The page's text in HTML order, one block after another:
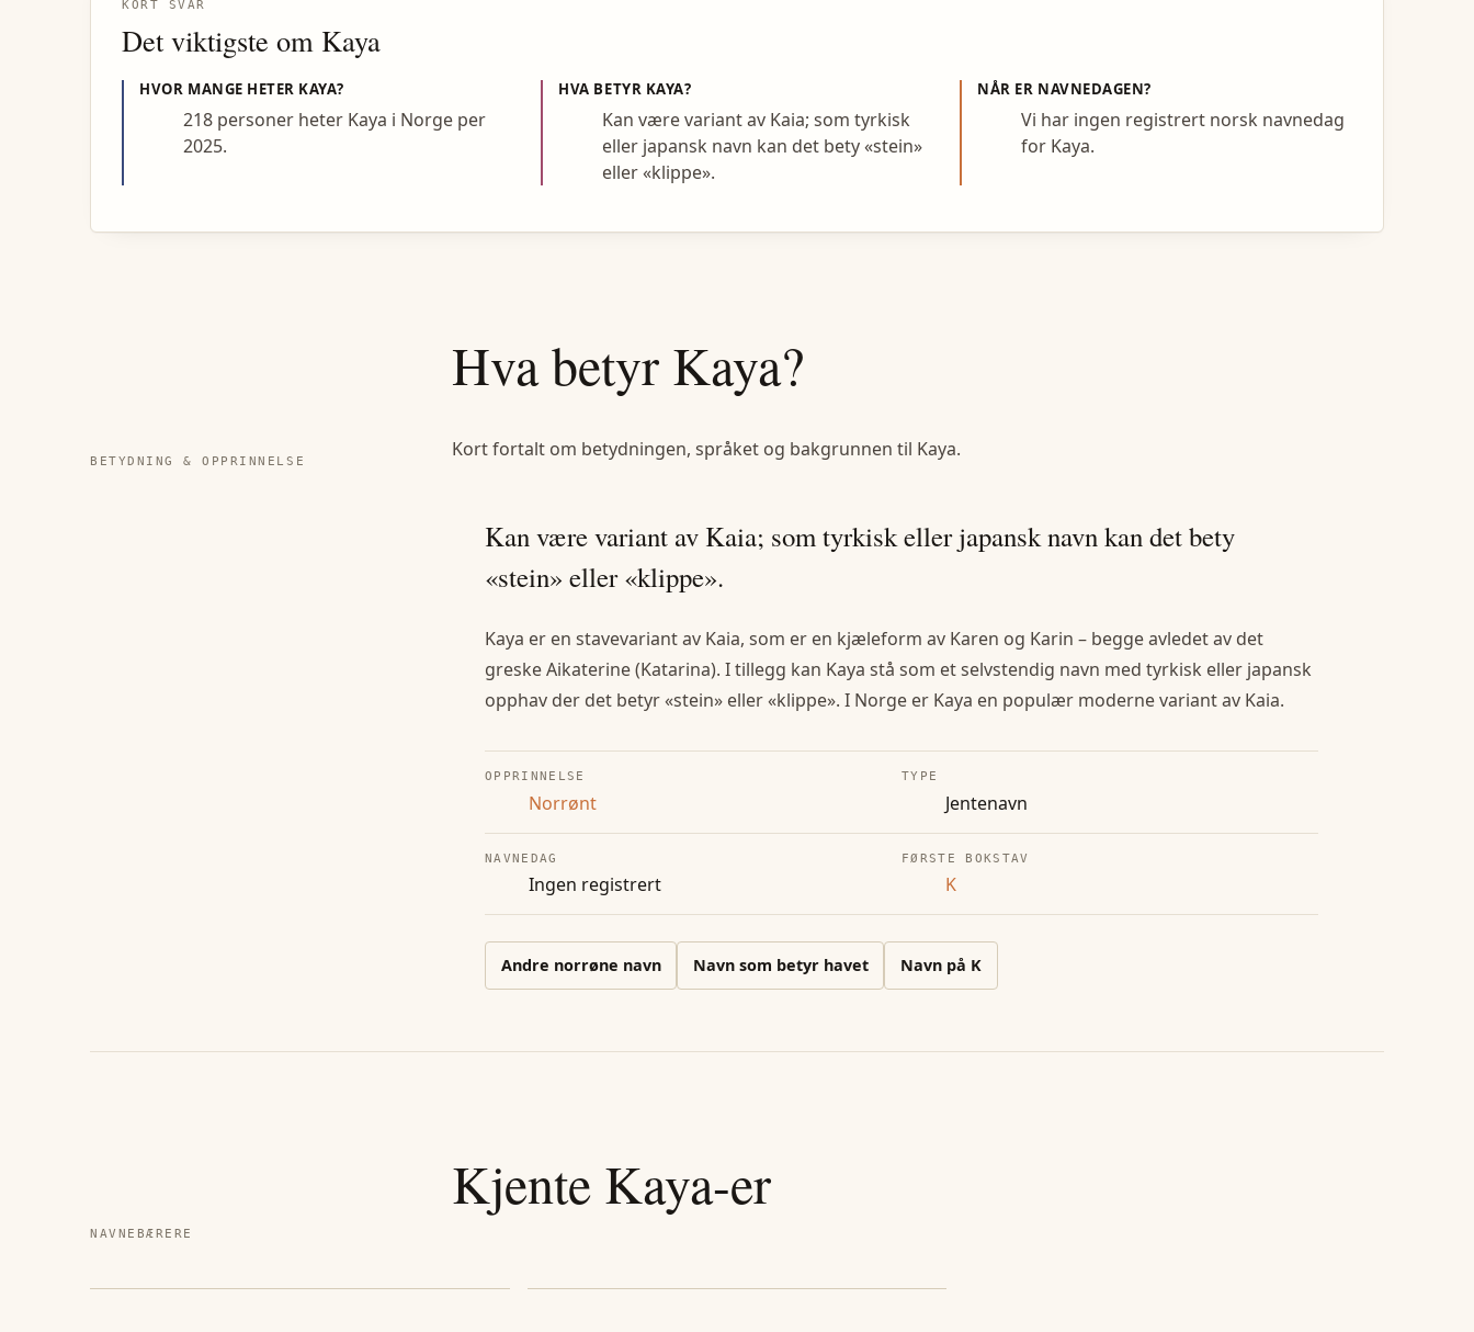
KORT SVAR
Det viktigste om Kaya
HVOR MANGE HETER KAYA?
218 personer heter Kaya i Norge per
2025.
HVA BETYR KAYA?
Kan være variant av Kaia; som tyrkisk
eller japansk navn kan det bety «stein»
eller «klippe».
NÅR ER NAVNEDAGEN?
Vi har ingen registrert norsk navnedag
for Kaya.
BETYDNING & OPPRINNELSE
Hva betyr Kaya?
Kort fortalt om betydningen, språket og bakgrunnen til Kaya.
Kan være variant av Kaia; som tyrkisk eller japansk navn kan det bety
«stein» eller «klippe».
Kaya er en stavevariant av Kaia, som er en kjæleform av Karen og Karin – begge avledet av det
greske Aikaterine (Katarina). I tillegg kan Kaya stå som et selvstendig navn med tyrkisk eller japansk
opphav der det betyr «stein» eller «klippe». I Norge er Kaya en populær moderne variant av Kaia.
OPPRINNELSE
Norrønt
TYPE
Jentenavn
NAVNEDAG
Ingen registrert
FØRSTE BOKSTAV
K
Andre norrøne navn Navn som betyr havet Navn på K
NAVNEBÆRERE
Kjente Kaya-er